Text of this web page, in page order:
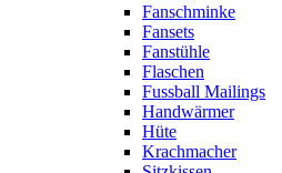
Fanschminke
Fansets
Fanstühle
Flaschen
Fussball Mailings
Handwärmer
Hüte
Krachmacher